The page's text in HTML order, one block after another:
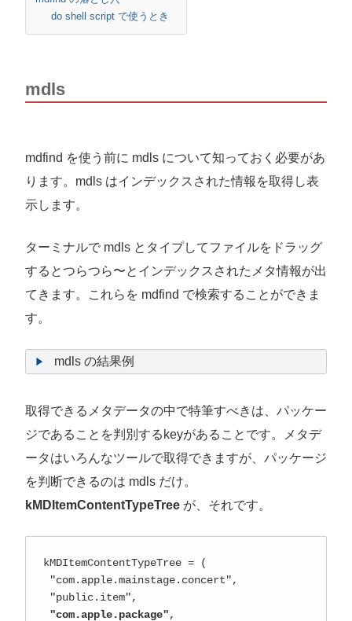
do shell script で使うとき
mdls
mdfind を使う前に mdls について知っておく必要があ
ります。mdls はインデックスされた情報を取得し表
示します。
ターミナルで mdls とタイプしてファイルをドラッグ
するとつらつら〜とインデックスされたメタ情報が出
てきます。これらを mdfind で検索することができま
す。
mdls の結果例
取得できるメタデータの中で特筆すべきは、パッケー
ジであることを判別するkeyがあることです。メタデ
ータはいろんなツールで取得できますが、パッケージ
を判断できるのは mdls だけ。
kMDItemContentTypeTree が、それです。
kMDItemContentTypeTree = (
"com.apple.mainstage.concert",
"public.item",
"com.apple.package",